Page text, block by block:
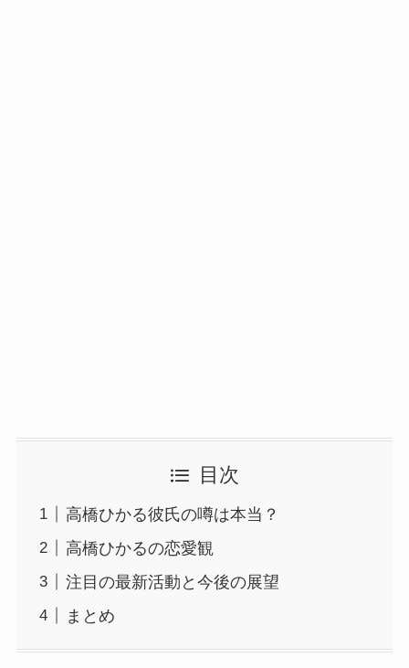
目次
高橋ひかる彼氏の噂は本当？
高橋ひかるの恋愛観
注目の最新活動と今後の展望
まとめ